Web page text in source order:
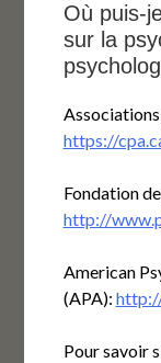
Où puis-
sur la
https://
Fondation
http://
American
(APA):
Pour savoir